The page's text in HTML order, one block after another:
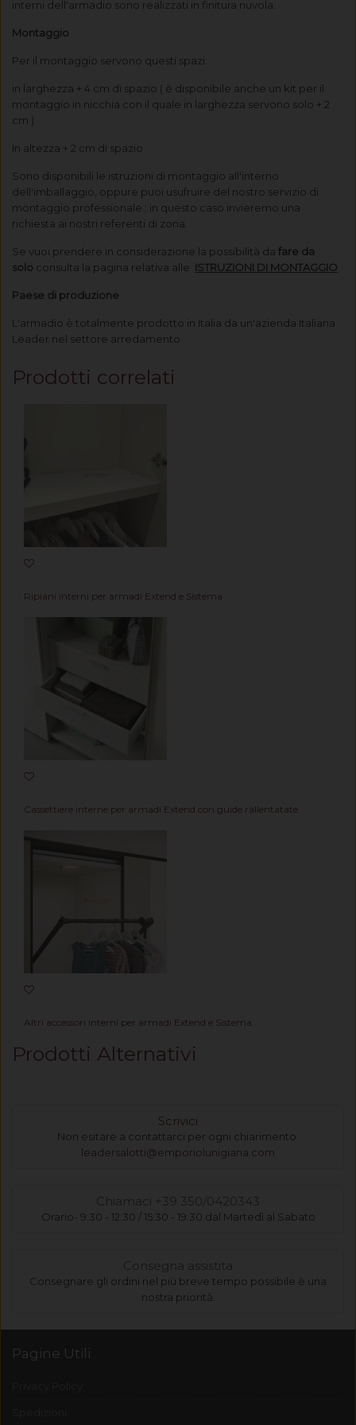
interni dell'armadio sono realizzati in finitura nuvola.
Montaggio
Per il montaggio servono questi spazi:
in larghezza + 4 cm di spazio ( è disponibile anche un kit per il
montaggio in nicchia con il quale in larghezza servono solo + 2
cm )
In altezza + 2 cm di spazio
Sono disponibili le istruzioni di montaggio all'interno
dell'imballaggio, oppure puoi usufruire del nostro servizio di
montaggio professionale ; in questo caso invieremo una
richiesta ai nostri referenti di zona.
Se vuoi prendere in considerazione la possibilità da fare da
solo consulta la pagina relativa alle ISTRUZIONI DI MONTAGGIO
Paese di produzione
L'armadio è totalmente prodotto in Italia da un'azienda Italiana
Leader nel settore arredamento.
Prodotti correlati
Ripiani interni per armadi Extend e Sistema
Cassettiere interne per armadi Extend con guide rallentatate
Altri accessori interni per armadi Extend e Sistema
Prodotti Alternativi
Scrivici
Non esitare a contattarci per ogni chiarimento
leadersalotti@emporiolunigiana.com
Chiamaci +39 350/0420343
Orario- 9:30 - 12:30 / 15:30 - 19:30 dal Martedì al Sabato
Consegna assistita
Consegnare gli ordini nel più breve tempo possibile è una
nostra priorità.
Pagine Utili